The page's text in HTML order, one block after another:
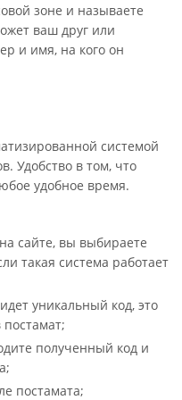
зоне и называете
ваш друг или
и имя, на кого он
системой
Удобство в том, что
удобное время.
сайте, вы выбираете
такая система работает
уникальный код, это
постамат;
полученный код и
постамата;